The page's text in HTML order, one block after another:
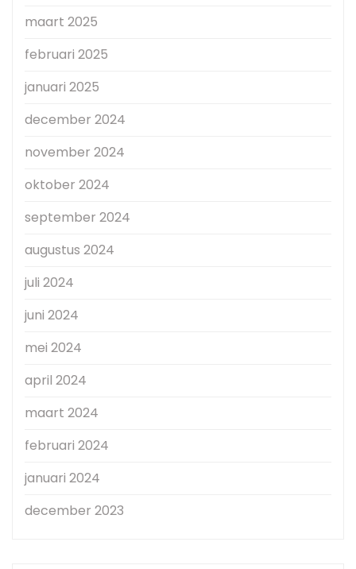
maart 2025
februari 2025
januari 2025
december 2024
november 2024
oktober 2024
september 2024
augustus 2024
juli 2024
juni 2024
mei 2024
april 2024
maart 2024
februari 2024
januari 2024
december 2023